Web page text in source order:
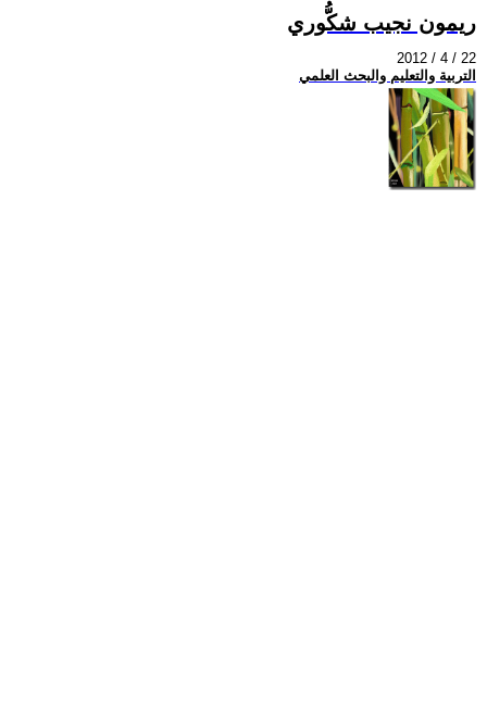
ريمون نجيب شكُّوري
2012 / 4 / 22
التربية والتعليم والبحث العلمي